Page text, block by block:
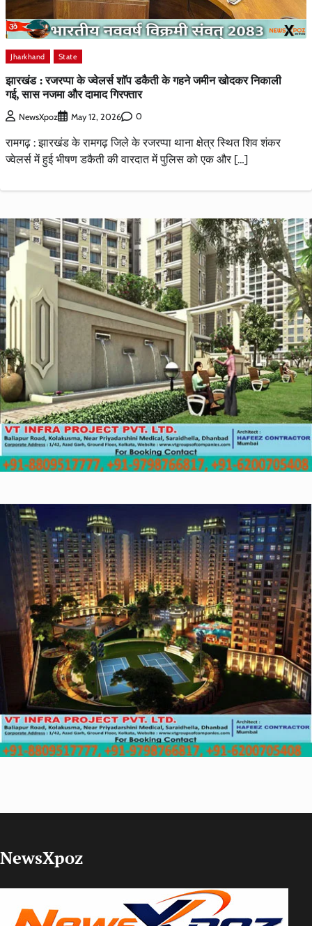
Jharkhand State
झारखंड : रजरप्पा के ज्वेलर्स शाॅप डकैती के गहने जमीन खोदकर निकाली
गई, सास नजमा और दामाद गिरफ्तार
NewsXpoz May 12, 2026 0
रामगढ़ : झारखंड के रामगढ़ जिले के रजरप्पा थाना क्षेत्र स्थित शिव शंकर
ज्वेलर्स में हुई भीषण डकैती की वारदात में पुलिस को एक और […]
NewsXpoz